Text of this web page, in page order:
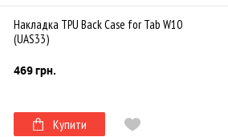
Накладка TPU Back Case for Tab W10
(UAS33)
469 грн.
Купити